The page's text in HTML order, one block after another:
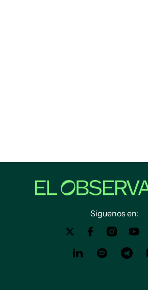
Siguenos en: